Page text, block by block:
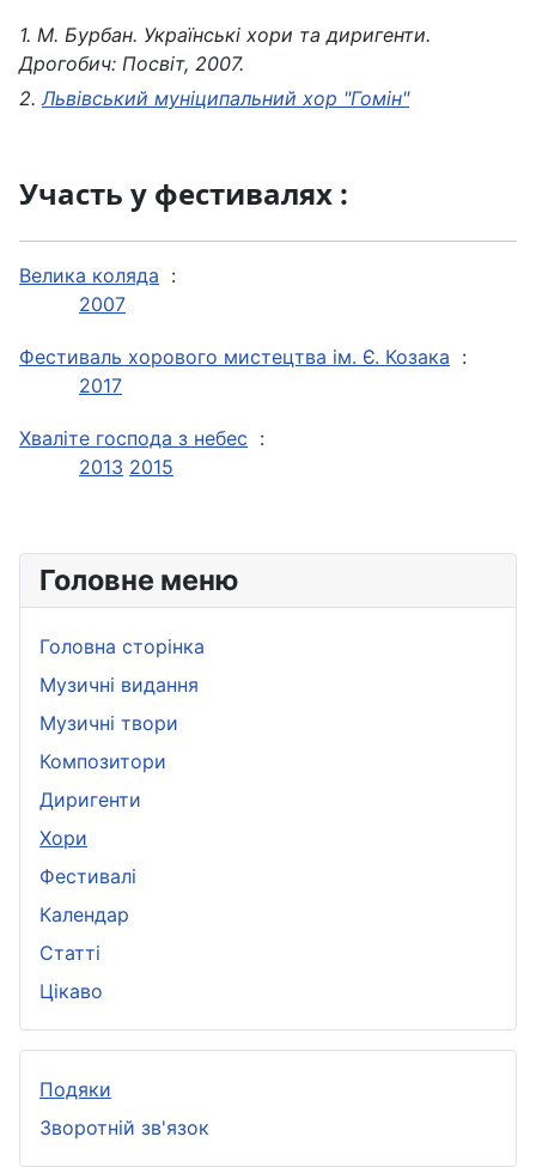
Головне меню
Головна сторінка
Музичні видання
Музичні твори
Композитори
Диригенти
Хори
Фестивалі
Календар
Статті
Цікаво
Подяки
Зворотній зв'язок
1. М. Бурбан. Українські хори та диригенти.
Дрогобич: Посвіт, 2007.
2. Львівський муніципальний хор "Гомін"
Участь у фестивалях :
Велика коляда :
2007
Фестиваль хорового мистецтва ім. Є. Козака :
2017
Хваліте господа з небес :
2013 2015